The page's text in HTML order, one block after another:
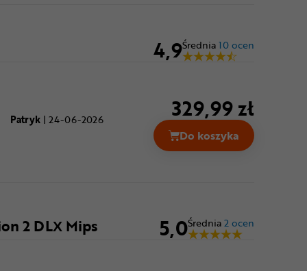
4,9Średnia10 ocen
Patryk | 24-06-2026 329,99 zł
Do koszyka
Kask rowerowy
2 DLX Mips 5,0Średnia2 ocen